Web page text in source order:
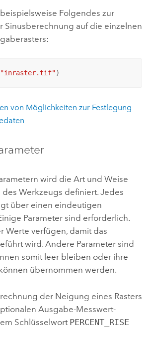
Folgendes zur
Sinusberechnung auf die einzelnen
"inraster.tif")
von Möglichkeiten zur Festlegung
wird die Art und Weise
Werkzeugs definiert. Jedes
über einen eindeutigen
Parameter sind erforderlich.
Werte verfügen, damit das
wird. Andere Parameter sind
somit leer bleiben oder ihre
übernommen werden.
der Neigung eines Rasters
Ausgabe-Messwert-
Schlüsselwort PERCENT_RISE